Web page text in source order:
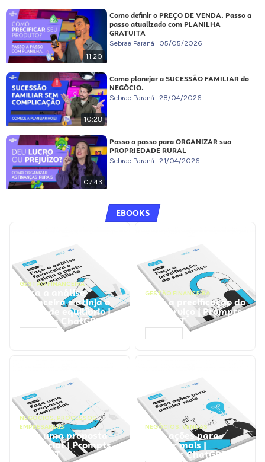
11:20
Como definir o PREÇO DE VENDA. Passo a
passo atualizado com PLANILHA
GRATUITA
Sebrae Paraná 05/05/2026
10:28
Como planejar a SUCESSÃO FAMILIAR do
NEGÓCIO.
Sebrae Paraná 28/04/2026
07:43
Passo a passo para ORGANIZAR sua
PROPRIEDADE RURAL
Sebrae Paraná 21/04/2026
EBOOKS
GESTÃO FINANCEIRA
Faça a análise
financeira e atinja o
ponto de equilíbrio |
Prompts ChatGPT
GESTÃO FINANCEIRA
Faça a precificação do
seu serviço | Prompts
ChatGPT
NEGÓCIOS, PROCESSOS
EMPRESARIAIS
Faça uma proposta
comercial | Prompts
ChatGPT
NEGÓCIOS, VENDAS
Faça ações para
vender mais |
Prompts ChatGPT